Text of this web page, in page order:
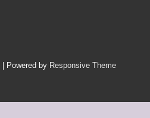
| Powered by Responsive Theme